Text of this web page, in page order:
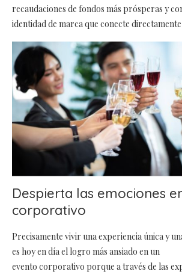
recaudaciones de fondos más prósperas y
identidad de marca que conecte
Despierta las emociones
corporativo
Precisamente vivir una experiencia única y
es hoy en día el logro más ansiado en un
evento corporativo porque a través de las